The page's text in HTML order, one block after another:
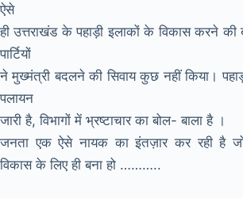
ऐसे
ही उत्तराखंड के पहाड़ी इलाकों के विकास करने की
पार्टियों
ने मुख्मंत्री बदलने की सिवाय कुछ नहीं किया।
पलायन
जारी है, विभागों में भ्रष्टाचार का बोल- बाला है ।
जनता एक ऐसे नायक का इंतज़ार कर रही है
विकास के लिए ही बना हो ………..